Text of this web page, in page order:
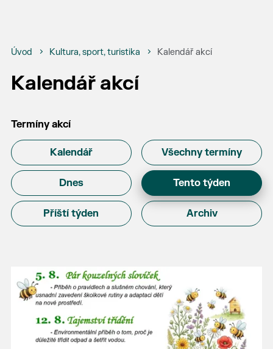
Úvod Kultura, sport, turistika Kalendář akcí
Kalendář akcí
Termíny akcí
Kalendář Všechny termíny
Dnes Tento týden
Příští týden Archiv